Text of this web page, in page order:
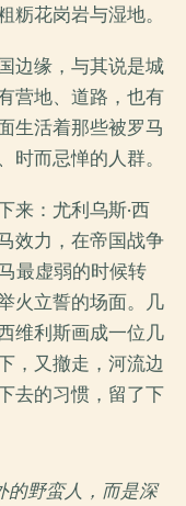
花岗岩与湿地。
边缘，与其说是城
营地、道路，也有
生活着那些被罗马
时而忌惮的人群。
来：尤利乌斯·西
效力，在帝国战争
最虚弱的时候转
火立誓的场面。几
维利斯画成一位几
，又撤走，河流边
去的习惯，留了下
的野蛮人，而是深